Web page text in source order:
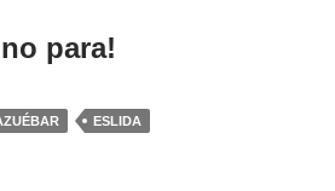
para!
ESLIDA